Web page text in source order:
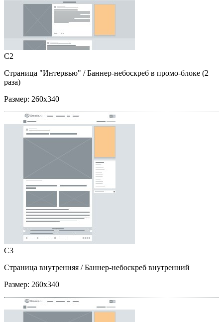
C2
Страница "Интервью" / Баннер-небоскреб в промо-блоке (2
раза)
Размер: 260x340
C3
Страница внутренняя / Баннер-небоскреб внутренний
Размер: 260x340